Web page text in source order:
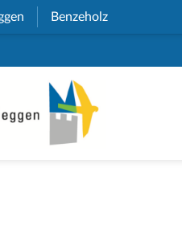
(External Link)
Benzeholz(External Link)